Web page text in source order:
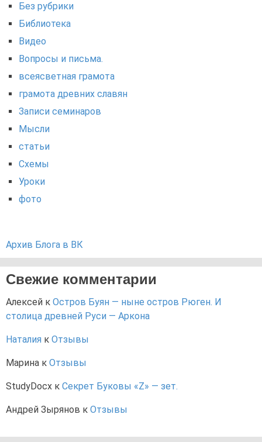
Без рубрики
Библиотека
Видео
Вопросы и письма.
всеясветная грамота
грамота древних славян
Записи семинаров
Мысли
статьи
Схемы
Уроки
фото
Архив Блога в ВК
Свежие комментарии
Алексей к Остров Буян — ныне остров Рюген. И
столица древней Руси — Аркона
Наталия к Отзывы
Марина к Отзывы
StudyDocx к Секрет Буковы «Z» — зет.
Андрей Зырянов к Отзывы